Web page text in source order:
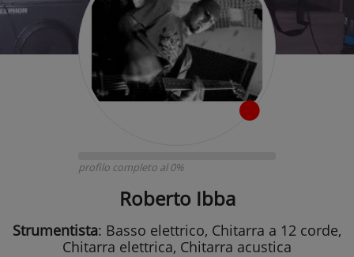
profilo completo al 0%
Roberto Ibba
Strumentista: Basso elettrico, Chitarra a 12 corde,
Chitarra elettrica, Chitarra acustica